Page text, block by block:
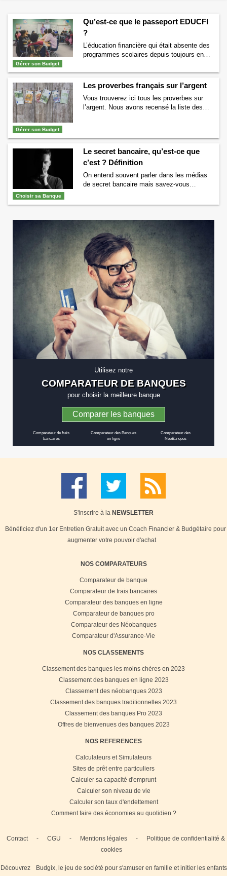
Gérer son Budget
Qu’est-ce que le passeport EDUCFI
?
L’éducation financière qui était absente des
programmes scolaires depuis toujours en
apparition. Le passeport EDUCFI est remis
aux élèves de classes de quatrième et
troisième qui ont suivi une courte formation
sur le sujet. Mais savez-vous ce qu’est le
passeport EDUCFI ? Si vous ne le savez
Gérer son Budget
Les proverbes français sur l’argent
Vous trouverez ici tous les proverbes sur
l’argent. Nous avons recensé la liste des
viennent ou encore leur signification.
L’argent ne fait pas le bonheur (découvrez
qui a dit l’argent …
Continuer la lecture de
Les proverbes français sur l’argent
Choisir sa Banque
Le secret bancaire, qu’est-ce que
c’est ? Définition
On entend souvent parler dans les médias
de secret bancaire mais savez-vous
Le secret bancaire désigne le fait pour les
banquiers ou les banques de ne pas
divulguer d’informations concernant les …
Continuer la lecture de
Le secret bancaire,
qu’est-ce que c’est ? Définition
Utilisez notre
COMPARATEUR DE BANQUES
pour choisir la meilleure banque
Comparer les banques
Comparateur de frais
bancaires
Comparateur des Banques
en ligne
Comparateur des
NéoBanques
S'inscrire à la NEWSLETTER
Bénéficiez d'un 1er Entretien Gratuit avec un Coach Financier & Budgétaire pour
augmenter votre pouvoir d'achat
NOS COMPARATEURS
Comparateur de banque
Comparateur de frais bancaires
Comparateur des banques en ligne
Comparateur de banques pro
Comparateur des Néobanques
Comparateur d'Assurance-Vie
NOS CLASSEMENTS
Classement des banques les moins chères en 2023
Classement des banques en ligne 2023
Classement des néobanques 2023
Classement des banques traditionnelles 2023
Classement des banques Pro 2023
Offres de bienvenues des banques 2023
NOS REFERENCES
Calculateurs et Simulateurs
Sites de prêt entre particuliers
Calculer sa capacité d'emprunt
Calculer son niveau de vie
Calculer son taux d'endettement
Comment faire des économies au quotidien ?
Contact - CGU - Mentions légales -
Politique de confidentialité &
cookies
Découvrez
Budgix, le jeu de société pour s'amuser en famille et initier les enfants